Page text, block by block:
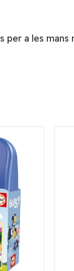
a les